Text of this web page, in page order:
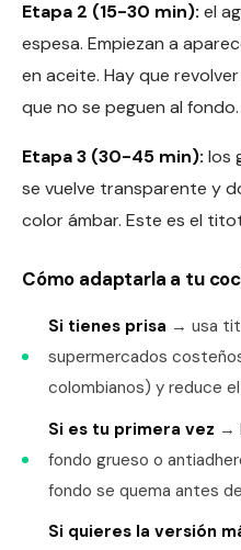
Etapa 2 (15-30 min): el
espesa. Empiezan a
en aceite. Hay que
que no se peguen al fondo.
Etapa 3 (30-45 min): los
se vuelve transparente y
color ámbar. Este es el
Cómo adaptarla a tu
Si tienes prisa → usa
supermercados
colombianos) y reduce
Si es tu primera vez →
fondo grueso o
fondo se quema antes
Si quieres la versión